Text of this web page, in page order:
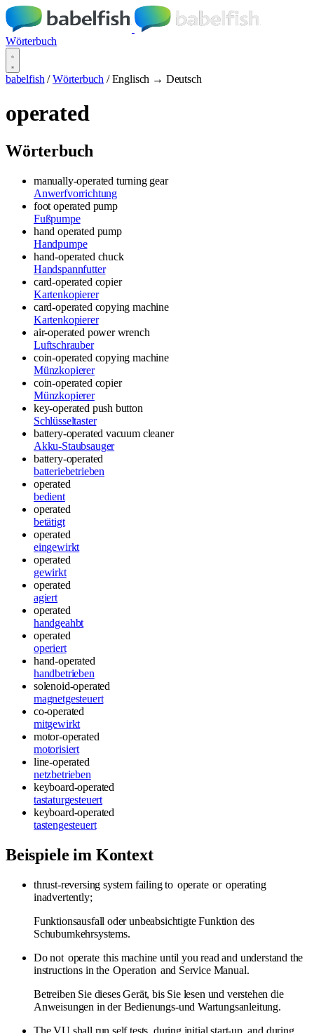
Wörterbuch
babelfish / Wörterbuch / Englisch → Deutsch
operated
Wörterbuch
manually-operated turning gear
Anwerfvorrichtung
foot operated pump
Fußpumpe
hand operated pump
Handpumpe
hand-operated chuck
Handspannfutter
card-operated copier
Kartenkopierer
card-operated copying machine
Kartenkopierer
air-operated power wrench
Luftschrauber
coin-operated copying machine
Münzkopierer
coin-operated copier
Münzkopierer
key-operated push button
Schlüsseltaster
battery-operated vacuum cleaner
Akku-Staubsauger
battery-operated
batteriebetrieben
operated
bedient
operated
betätigt
operated
eingewirkt
operated
gewirkt
operated
agiert
operated
handgeahbt
operated
operiert
hand-operated
handbetrieben
solenoid-operated
magnetgesteuert
co-operated
mitgewirkt
motor-operated
motorisiert
line-operated
netzbetrieben
keyboard-operated
tastaturgesteuert
keyboard-operated
tastengesteuert
Beispiele im Kontext
thrust-reversing system failing to operate or operating
inadvertently;
Funktionsausfall oder unbeabsichtigte Funktion des
Schubumkehrsystems.
Do not operate this machine until you read and understand the
instructions in the Operation and Service Manual.
Betreiben Sie dieses Gerät, bis Sie lesen und verstehen die
Anweisungen in der Bedienungs-und Wartungsanleitung.
The VU shall run self tests, during initial start-up, and during